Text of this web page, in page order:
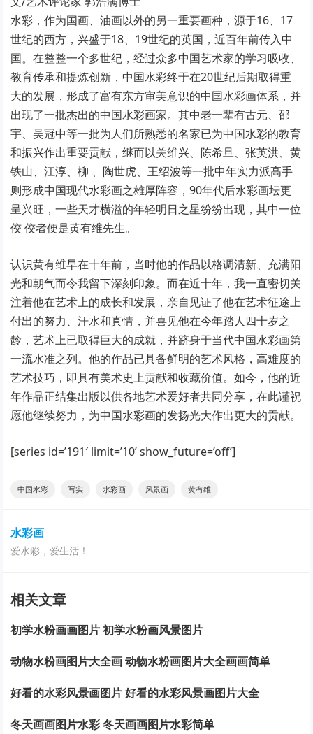
水彩，作为国画、油画以外的另一重要画种，源于16、17
世纪的西方，兴盛于18、19世纪的英国，近百年前传入中
国。在整整一个多世纪，经过众多中国艺术家的学习吸收、
教育传承和提炼创新，中国水彩终于在20世纪后期取得重
大的发展，形成了富有东方审美意识的中国水彩画体系，并
出现了一批杰出的中国水彩画家。其中老一辈有古元、邵
宇、吴冠中等一批为人们所熟悉的名家已为中国水彩的教育
和振兴作出重要贡献，继而以关维兴、陈希旦、张英洪、黄
铁山、江淳、柳 、陶世虎、王绍波等一批中年实力派高手
则形成中国现代水彩画之雄厚阵容，90年代后水彩画坛更
呈兴旺，一些天才横溢的年轻明日之星纷纷出现，其中一位
佼 佼者便是黄有维先生。
认识黄有维早在十年前，当时他的作品以格调清新、充满阳
光和朝气而令我留下深刻印象。而在近十年，我一直密切关
注着他在艺术上的成长和发展，亲自见证了他在艺术征途上
付出的努力、汗水和真情，并喜见他在今年踏人四十岁之
龄，艺术上已取得巨大的成就，并跻身于当代中国水彩画第
一流水准之列。他的作品已具备鲜明的艺术风格，高难度的
艺术技巧，即具有美术史上贡献和收藏价值。如今，他的近
年作品正结集出版以供各地艺术爱好者共同分享，在此谨祝
愿他继续努力，为中国水彩画的发扬光大作出更大的贡献。
[series id=’191′ limit=’10’ show_future=’off’]
中国水彩 写实 水彩画 风景画 黄有维
水彩画
爱水彩，爱生活！
相关文章
初学水粉画画图片 初学水粉画风景图片
动物水粉画图片大全画 动物水粉画图片大全画画简单
好看的水彩风景画图片 好看的水彩风景画图片大全
冬天画画图片水彩 冬天画画图片水彩简单